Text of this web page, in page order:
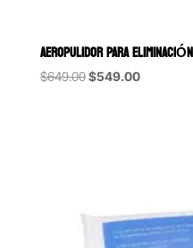
AEROPULIDOR PARA
$649.00Original
$549.00Current